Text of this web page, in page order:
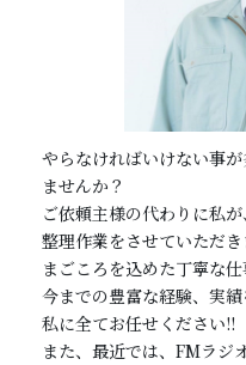
やらなければいけない事
ませんか？
ご依頼主様の代わりに私
整理作業をさせていただ
まごころを込めた丁寧な
今までの豊富な経験、実
私に全てお任せください!!
また、最近では、FMラジ